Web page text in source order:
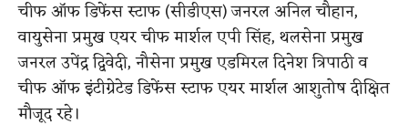
चीफ ऑफ डिफेंस स्टाफ (सीडीएस) जनरल अनिल चौहान,
वायुसेना प्रमुख एयर चीफ मार्शल एपी सिंह, थलसेना प्रमुख
जनरल उपेंद्र द्विवेदी, नौसेना प्रमुख एडमिरल दिनेश त्रिपाठी व
चीफ ऑफ इंटीग्रेटेड डिफेंस स्टाफ एयर मार्शल आशुतोष दीक्षित
मौजूद रहे।